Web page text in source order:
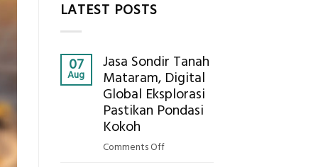
LATEST POSTS
07
Aug
Jasa Sondir Tanah
Mataram, Digital
Global Eksplorasi
Pastikan Pondasi
Kokoh
Comments Offon